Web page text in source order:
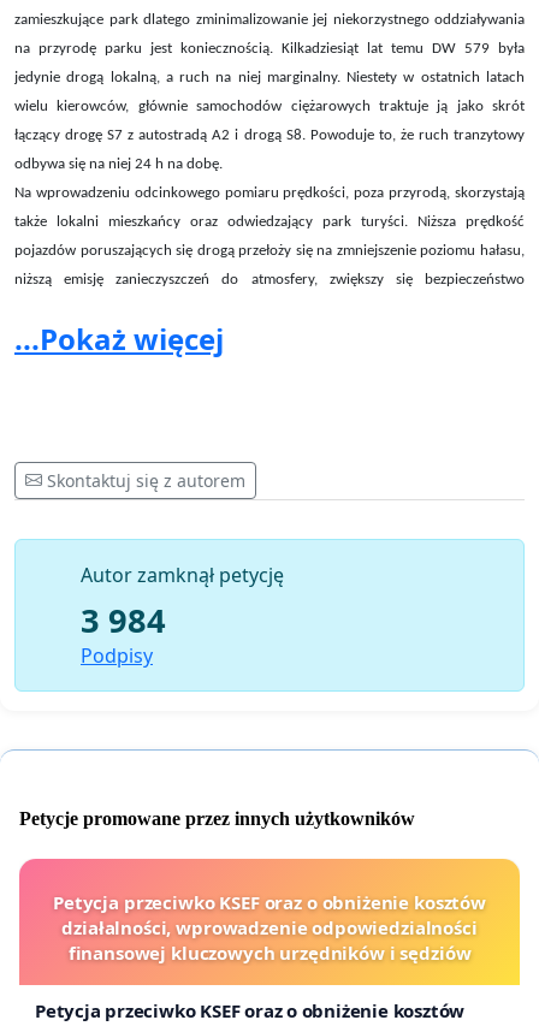
zamieszkujące park dlatego zminimalizowanie jej niekorzystnego oddziaływania
na przyrodę parku jest koniecznością. Kilkadziesiąt lat temu DW 579 była
jedynie drogą lokalną, a ruch na niej marginalny. Niestety w ostatnich latach
wielu kierowców, głównie samochodów ciężarowych traktuje ją jako skrót
łączący drogę S7 z autostradą A2 i drogą S8. Powoduje to, że ruch tranzytowy
odbywa się na niej 24 h na dobę.
Na wprowadzeniu odcinkowego pomiaru prędkości, poza przyrodą, skorzystają
także lokalni mieszkańcy oraz odwiedzający park turyści. Niższa prędkość
pojazdów poruszających się drogą przełoży się na zmniejszenie poziomu hałasu,
niższą emisję zanieczyszczeń do atmosfery, zwiększy się bezpieczeństwo
na transport na przystankach autobusowych.
prowadzącej przez obszar chroniony będzie wydarzeniem bez precedensu, ktore
odbije się szerokim, pozytywnym echem wśród społeczeństwa.
...Pokaż więcej
Skontaktuj się z autorem
Autor zamknął petycję
3 984
Podpisy
Petycje promowane przez innych użytkowników
Petycja przeciwko KSEF oraz o obniżenie kosztów
działalności, wprowadzenie odpowiedzialności
finansowej kluczowych urzędników i sędziów
Petycja przeciwko KSEF oraz o obniżenie kosztów